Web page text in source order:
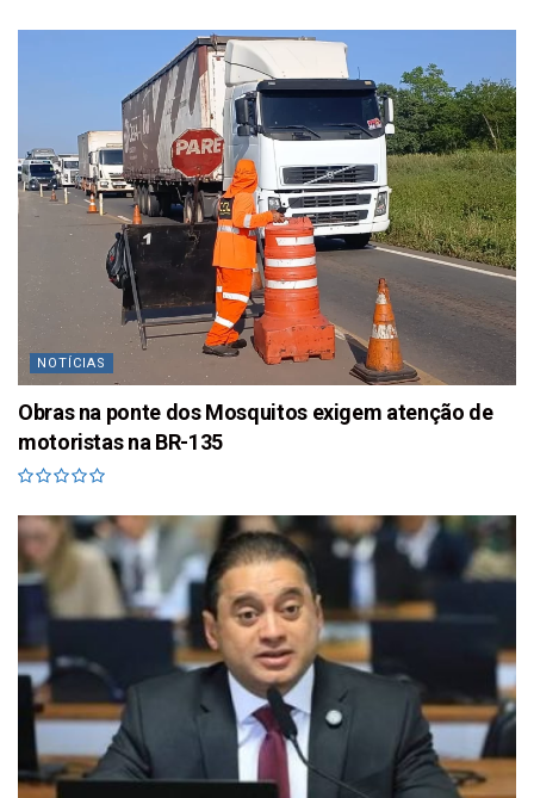
NOTÍCIAS
Obras na ponte dos Mosquitos exigem atenção de
motoristas na BR-135